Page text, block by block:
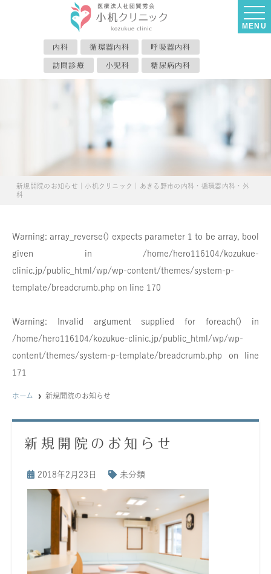
MENU
内科 循環器内科 呼吸器内科
訪問診療 小児科 糖尿病内科
新規開院のお知らせ｜小机クリニック｜あきる野市の内科・循環器内科・外
科
Warning: array_reverse() expects parameter 1 to be array, bool
given in /home/hero116104/kozukue-
clinic.jp/public_html/wp/wp-content/themes/system-p-
template/breadcrumb.php on line 170
Warning: Invalid argument supplied for foreach() in
/home/hero116104/kozukue-clinic.jp/public_html/wp/wp-
content/themes/system-p-template/breadcrumb.php on line
171
ホーム 新規開院のお知らせ
新規開院のお知らせ
2018年2月23日 未分類